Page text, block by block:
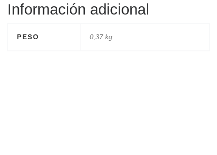
Información adicional
PESO 0,37 kg